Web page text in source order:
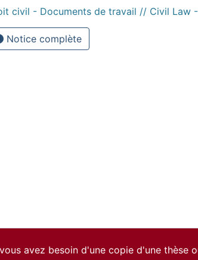
civil - Documents de travail // Civil Law
Notice complète
avez besoin d'une copie d'une thèse